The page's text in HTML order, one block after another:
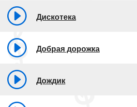
Дискотека
Добрая дорожка
Дождик